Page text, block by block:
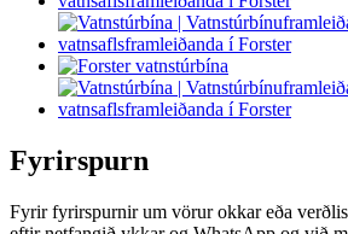
Fyrirspurn
Fyrir fyrirspurnir um vörur okkar eða